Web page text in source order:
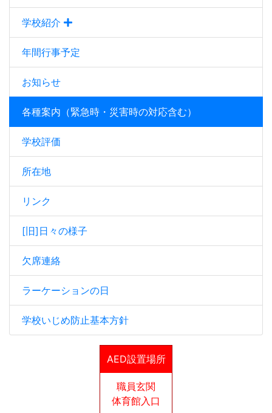
学校紹介
年間行事予定
お知らせ
各種案内（緊急時・災害時の対応含む）
学校評価
所在地
リンク
[旧]日々の様子
欠席連絡
ラーケーションの日
学校いじめ防止基本方針
AED設置場所
職員玄関
体育館入口